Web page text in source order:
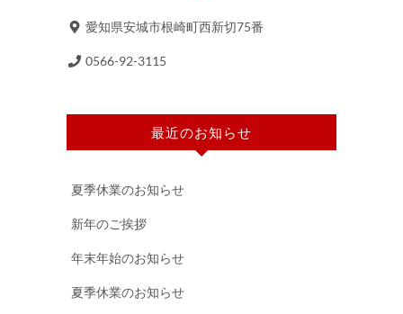
愛知県安城市根崎町西新切75番
0566-92-3115
最近のお知らせ
夏季休業のお知らせ
新年のご挨拶
年末年始のお知らせ
夏季休業のお知らせ